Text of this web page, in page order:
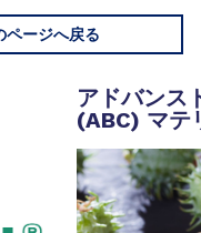
ページへ戻る
アドバンス
(ABC) マテ